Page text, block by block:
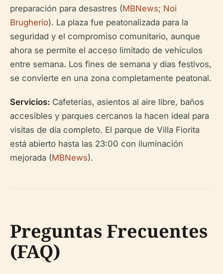
preparación para desastres (MBNews; Noi
Brugherio). La plaza fue peatonalizada para la
seguridad y el compromiso comunitario, aunque
ahora se permite el acceso limitado de vehículos
entre semana. Los fines de semana y días festivos,
se convierte en una zona completamente peatonal.
Servicios: Cafeterías, asientos al aire libre, baños
accesibles y parques cercanos la hacen ideal para
visitas de día completo. El parque de Villa Fiorita
está abierto hasta las 23:00 con iluminación
mejorada (MBNews).
Preguntas Frecuentes
(FAQ)